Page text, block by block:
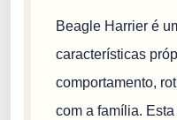
Beagle Harrier é
características
comportamento,
com a família.